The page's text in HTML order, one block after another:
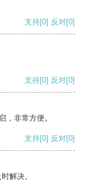
支持[0] 反对[0]
支持[0] 反对[0]
，非常方便。
支持[0] 反对[0]
解决。